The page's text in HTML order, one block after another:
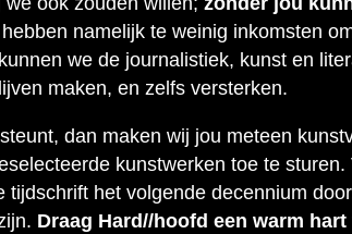
namelijk te weinig inkomsten
we de journalistiek, kunst en
maken, en zelfs versterken.
dan maken wij jou meteen
kunstwerken toe te
tijdschrift het volgende decennium
Draag Hard//hoofd een warm hart